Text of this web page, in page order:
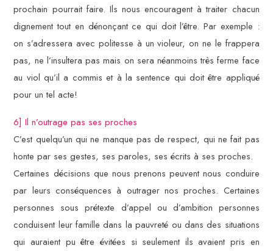
prochain pourrait faire. Ils nous encouragent à traiter chacun
dignement tout en dénonçant ce qui doit l’être. Par exemple :
on s’adressera avec politesse à un violeur, on ne le frappera
pas, ne l’insultera pas mais on sera néanmoins très ferme face
au viol qu’il a commis et à la sentence qui doit être appliqué
pour un tel acte!
6] Il n’outrage pas ses proches
C’est quelqu’un qui ne manque pas de respect, qui ne fait pas
honte par ses gestes, ses paroles, ses écrits à ses proches.
Certaines décisions que nous prenons peuvent nous conduire
par leurs conséquences à outrager nos proches. Certaines
personnes sous prétexte d’appel ou d’ambition personnes
conduisent leur famille dans la pauvreté ou dans des situations
qui auraient pu être évitées si seulement ils avaient pris en